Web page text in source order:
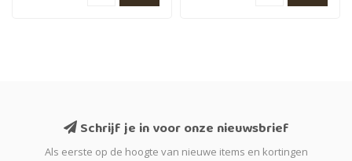
Schrijf je in voor onze nieuwsbrief
Als eerste op de hoogte van nieuwe items en kortingen